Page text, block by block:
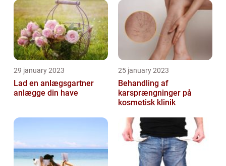
29 january 2023
Lad en anlægsgartner
anlægge din have
25 january 2023
Behandling af
karsprængninger på
kosmetisk klinik